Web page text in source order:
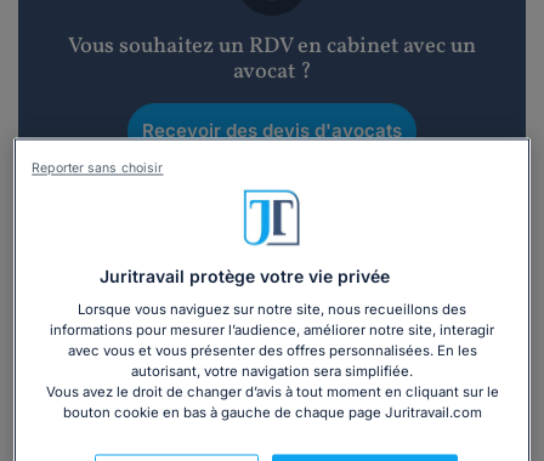
Vous souhaitez un RDV en cabinet avec un
avocat ?
Recevoir des devis d'avocats
3 devis en 48h
Vous souhaitez une consultation par
téléphone ?
Juritravail protège votre vie privée
Lorsque vous naviguez sur notre site, nous recueillons des
informations pour mesurer l’audience, améliorer notre site, interagir
avec vous et vous présenter des offres personnalisées. En les
autorisant, votre navigation sera simplifiée.
Vous avez le droit de changer d’avis à tout moment en cliquant sur le
bouton cookie en bas à gauche de chaque page Juritravail.com
Reporter sans choisir